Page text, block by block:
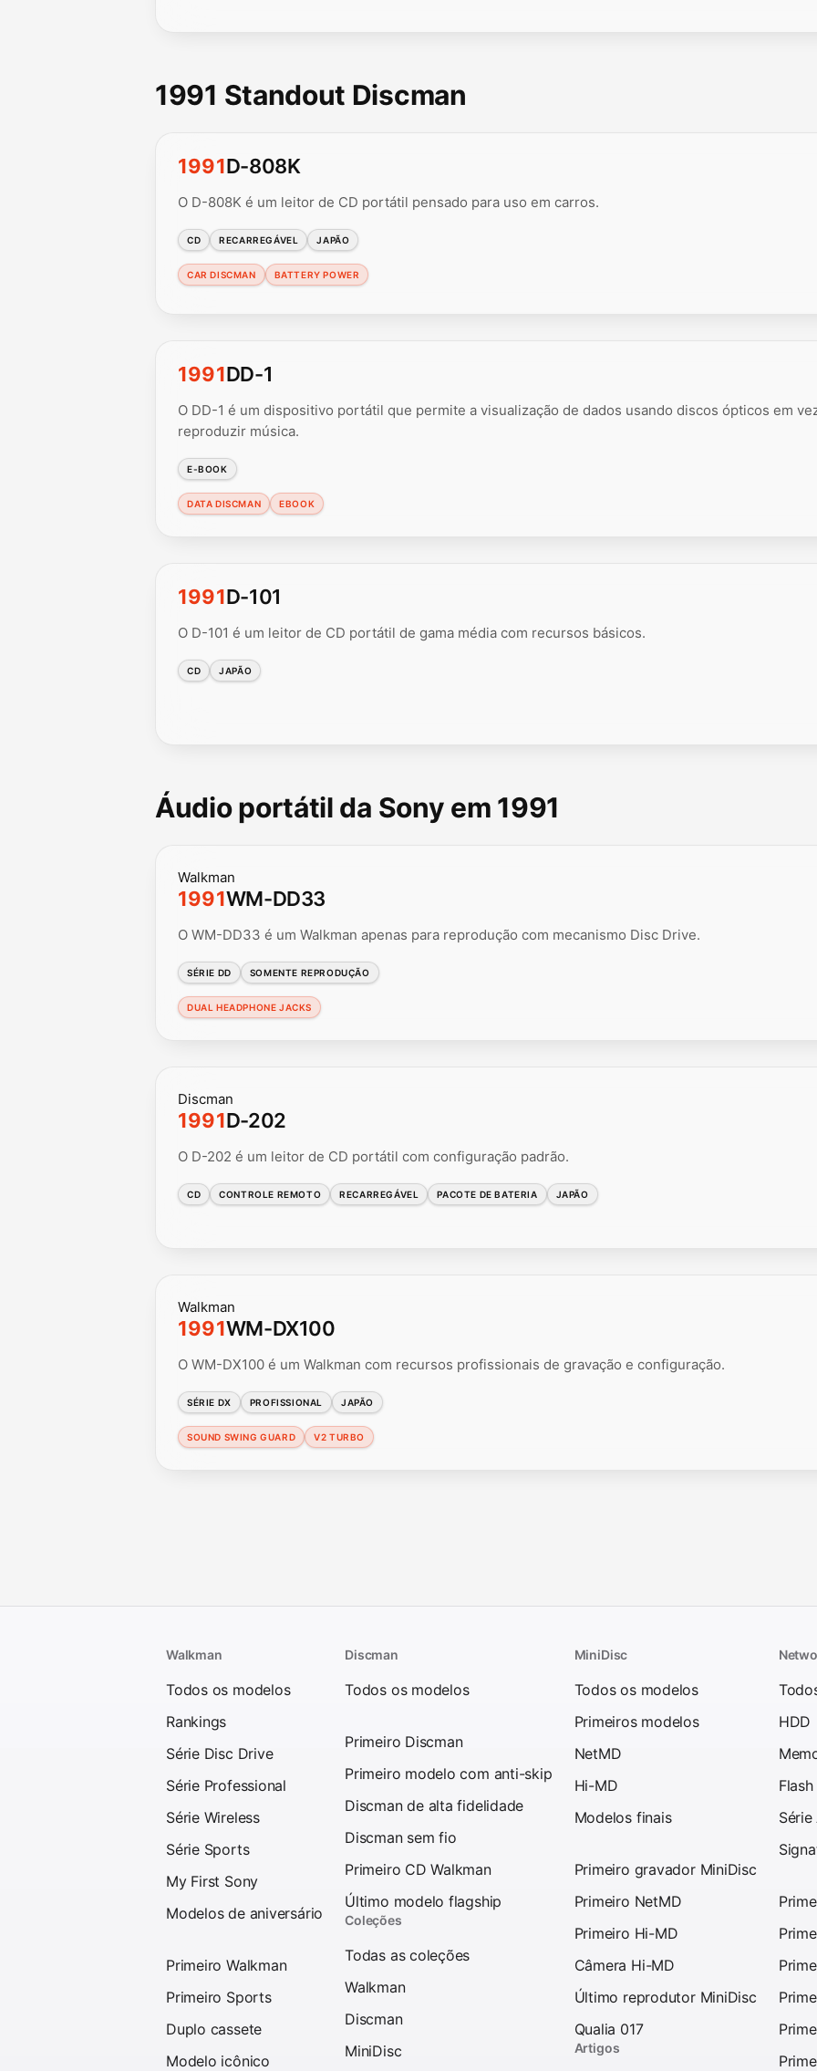
1991 Standout Discman
1991D-808K
O D-808K é um leitor de CD portátil pensado para uso em carros.
CD RECARREGÁVEL JAPÃO
CAR DISCMAN BATTERY POWER
1991DD-1
O DD-1 é um dispositivo portátil que permite a visualização de dados usando discos ópticos em
reproduzir música.
E-BOOK
DATA DISCMAN EBOOK
1991D-101
O D-101 é um leitor de CD portátil de gama média com recursos básicos.
CD JAPÃO
Áudio portátil da Sony em 1991
Walkman
1991WM-DD33
O WM-DD33 é um Walkman apenas para reprodução com mecanismo Disc Drive.
SÉRIE DD SOMENTE REPRODUÇÃO
DUAL HEADPHONE JACKS
Discman
1991D-202
O D-202 é um leitor de CD portátil com configuração padrão.
CD CONTROLE REMOTO RECARREGÁVEL PACOTE DE BATERIA JAPÃO
Walkman
1991WM-DX100
O WM-DX100 é um Walkman com recursos profissionais de gravação e configuração.
SÉRIE DX PROFISSIONAL JAPÃO
SOUND SWING GUARD V2 TURBO
Walkman
Todos os modelos
Rankings
Série Disc Drive
Série Professional
Série Wireless
Série Sports
My First Sony
Modelos de aniversário
Primeiro Walkman
Primeiro Sports
Duplo cassete
Modelo icônico
Discman
Todos os modelos
Primeiro Discman
Primeiro modelo com anti-skip
Discman de alta fidelidade
Discman sem fio
Primeiro CD Walkman
Último modelo flagship
Coleções
Todas as coleções
Walkman
Discman
MiniDisc
MiniDisc
Todos os modelos
Primeiros modelos
NetMD
Hi-MD
Modelos finais
Primeiro gravador MiniDisc
Primeiro NetMD
Primeiro Hi-MD
Câmera Hi-MD
Último reprodutor MiniDisc
Qualia 017
Artigos
HDD
Flash
Série